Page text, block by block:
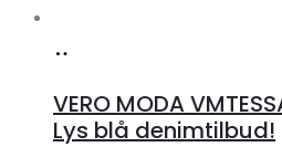
Klædeskabet.dk
VERO MODA
Lys blå denimtilbud!